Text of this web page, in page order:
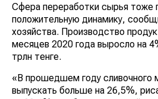
Сфера переработки сырья тоже
положительную динамику,
хозяйства. Производство
месяцев 2020 года выросло на
трлн тенге.
«В прошедшем году сливочного
выпускать больше на 26,5%,